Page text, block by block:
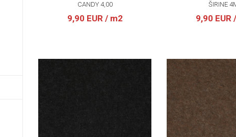
CANDY 4,00
9,90 EUR / m2
ŠIRINE
9,90 EUR